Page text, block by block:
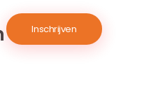
voor de